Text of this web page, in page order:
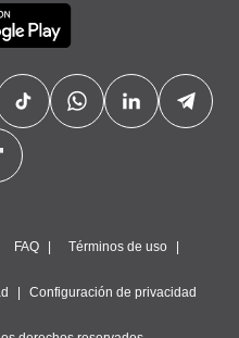
FAQ Términos de uso
Configuración de privacidad